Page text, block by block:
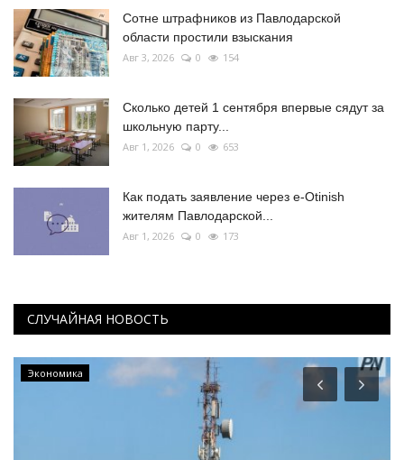
Сотне штрафников из Павлодарской
области простили взыскания
Авг 3, 2026 0 154
Сколько детей 1 сентября впервые сядут за
школьную парту...
Авг 1, 2026 0 653
Как подать заявление через e-Otinish
жителям Павлодарской...
Авг 1, 2026 0 173
СЛУЧАЙНАЯ НОВОСТЬ
Экономика